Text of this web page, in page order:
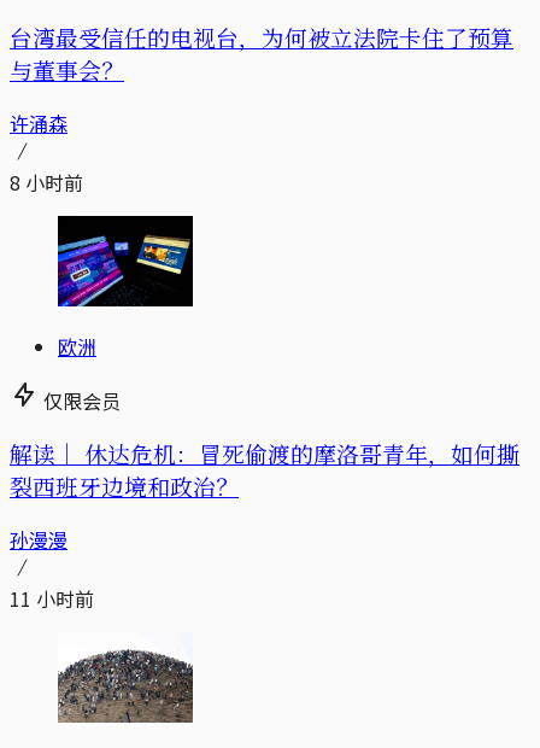
台湾最受信任的电视台，为何被立法院卡住了预算
与董事会？
许涌森
8 小时前
欧洲
仅限会员
解读｜ 休达危机：冒死偷渡的摩洛哥青年，如何撕
裂西班牙边境和政治？
孙漫漫
11 小时前